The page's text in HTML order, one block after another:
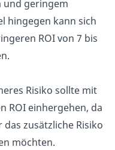
geringem
hingegen kann sich
ROI von 7 bis
Risiko sollte mit
ROI einhergehen, da
zusätzliche Risiko
möchten.